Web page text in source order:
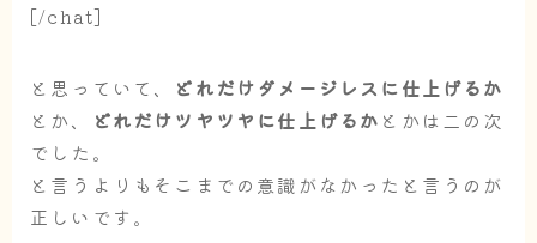
[/chat]
と思っていて、
どれだけダメージレスに仕上げるか
とか、
どれだけツヤツヤに仕上げるか とかは二の次
でした。
と言うよりもそこまでの意識がなかったと言うのが
正しいです。